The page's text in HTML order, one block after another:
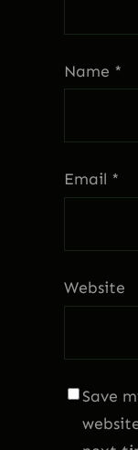
Name *
Email *
Website
Save